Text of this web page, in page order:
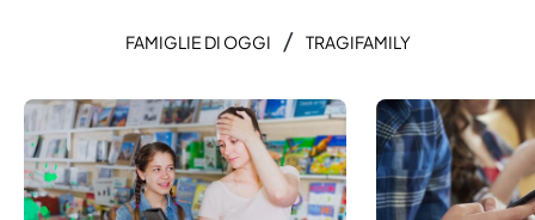
FAMIGLIE DI OGGI / TRAGIFAMILY